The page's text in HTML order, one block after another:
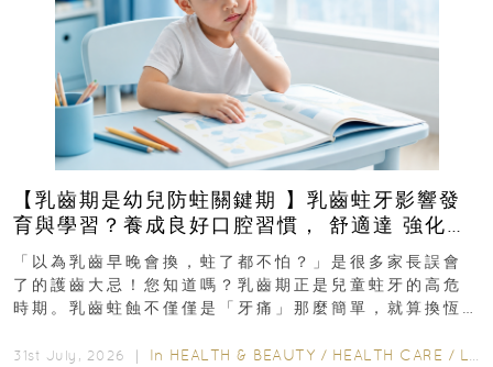
【乳齒期是幼兒防蛀關鍵期 】乳齒蛀牙影響發
育與學習？養成良好口腔習慣， 舒適達 強化琺
瑯質 兒童牙膏防護指南
「以為乳齒早晚會換，蛀了都不怕？」是很多家長誤會
了的護齒大忌！您知道嗎？乳齒期正是兒童蛀牙的高危
時期。乳齒蛀蝕不僅僅是「牙痛」那麼簡單，就算換恆
31st July, 2026 ｜ In HEALTH & BEAUTY / HEALTH CARE / LIFESTYLE